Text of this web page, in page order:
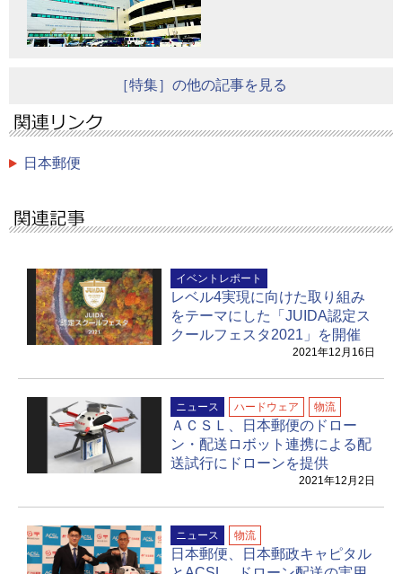
［特集］の他の記事を見る
日本郵便
イベントレポート
レベル4実現に向けた取り組み
をテーマにした「JUIDA認定ス
クールフェスタ2021」を開催
2021年12月16日
ニュース ハードウェア 物流
ＡＣＳＬ、日本郵便のドロー
ン・配送ロボット連携による配
送試行にドローンを提供
2021年12月2日
ニュース 物流
日本郵便、日本郵政キャピタル